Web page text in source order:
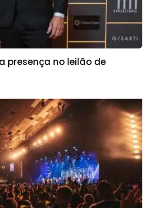
presença no leilão de